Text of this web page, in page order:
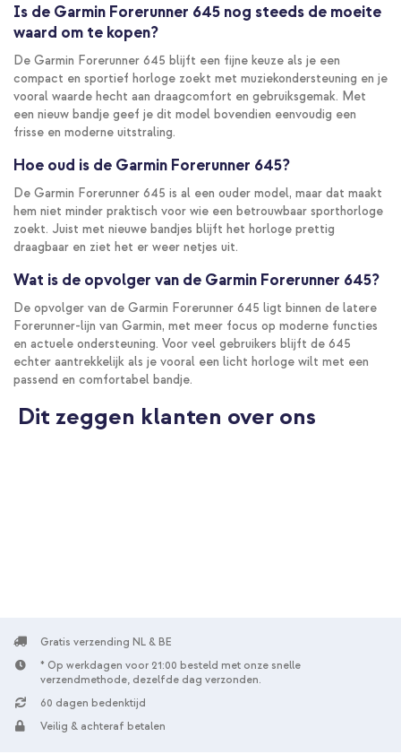
Is de Garmin Forerunner 645 nog steeds de moeite
waard om te kopen?
De Garmin Forerunner 645 blijft een fijne keuze als je een
compact en sportief horloge zoekt met muziekondersteuning en je
vooral waarde hecht aan draagcomfort en gebruiksgemak. Met
een nieuw bandje geef je dit model bovendien eenvoudig een
frisse en moderne uitstraling.
Hoe oud is de Garmin Forerunner 645?
De Garmin Forerunner 645 is al een ouder model, maar dat maakt
hem niet minder praktisch voor wie een betrouwbaar sporthorloge
zoekt. Juist met nieuwe bandjes blijft het horloge prettig
draagbaar en ziet het er weer netjes uit.
Wat is de opvolger van de Garmin Forerunner 645?
De opvolger van de Garmin Forerunner 645 ligt binnen de latere
Forerunner-lijn van Garmin, met meer focus op moderne functies
en actuele ondersteuning. Voor veel gebruikers blijft de 645
echter aantrekkelijk als je vooral een licht horloge wilt met een
passend en comfortabel bandje.
Dit zeggen klanten over ons
Gratis verzending NL & BE
* Op werkdagen voor 21:00 besteld met onze snelle
verzendmethode, dezelfde dag verzonden.
60 dagen bedenktijd
Veilig & achteraf betalen